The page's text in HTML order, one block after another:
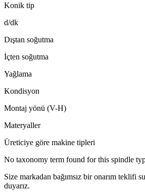
Konik tip
d/dk
Dıştan soğutma
İçten soğutma
Yağlama
Kondisyon
Montaj yönü (V-H)
Materyaller
Üreticiye göre makine tipleri
No taxonomy term found for this spindle
Size markadan bağımsız bir onarım teklifi
duyarız.